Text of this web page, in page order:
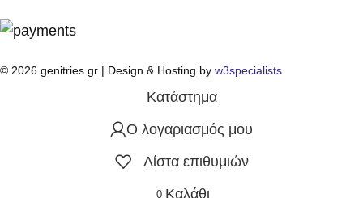
© 2026 genitries.gr | Design & Hosting by w3specialists
Κατάστημα
Ο λογαριασμός μου
Λίστα επιθυμιών
0 Καλάθι